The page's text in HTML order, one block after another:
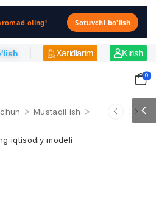
oling! Sotuvchi bo'lish
Xaridlarim Kirish
0
> Mustaqil ish >
iqtisodiy modeli